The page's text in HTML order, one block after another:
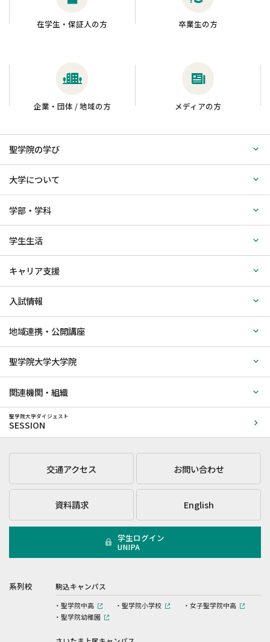
在学生・保証人の方 卒業生の方
企業・団体 / 地域の方 メディアの方
聖学院の学び
大学について
学部・学科
学生生活
キャリア支援
入試情報
地域連携・公開講座
聖学院大学大学院
関連機関・組織
聖学院大学ダイジェスト
SESSION
交通アクセス お問い合わせ
資料請求 English
系列校 駒込キャンパス
聖学院中高 聖学院小学校
女子聖学院中高
聖学院幼稚園
学生ログイン
UNIPA